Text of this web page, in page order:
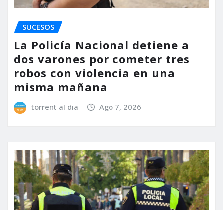
SUCESOS
La Policía Nacional detiene a
dos varones por cometer tres
robos con violencia en una
misma mañana
torrent al dia Ago 7, 2026